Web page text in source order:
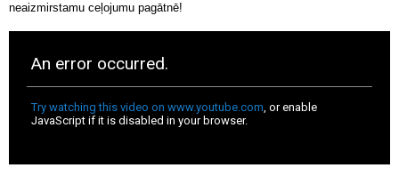
neaizmirstamu ceļojumu pagātnē!